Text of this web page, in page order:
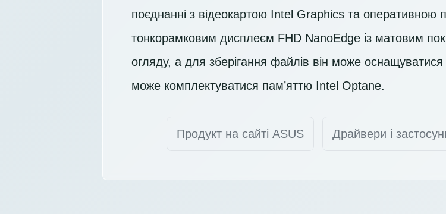
поєднанні з відеокартою Intel Graphics та оперативною
тонкорамковим дисплеєм FHD NanoEdge із матовим
огляду, а для зберігання файлів він може
може комплектуватися пам’яттю Intel Optane.
Продукт на сайті ASUS Драйвери і